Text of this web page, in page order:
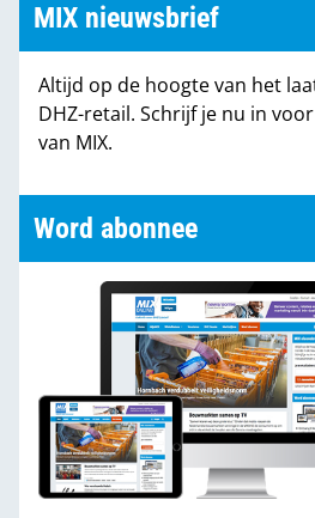
Partners
MIX nieuwsbrief
Altijd op de hoogte van het
DHZ-retail. Schrijf je nu in
van MIX.
Word abonnee